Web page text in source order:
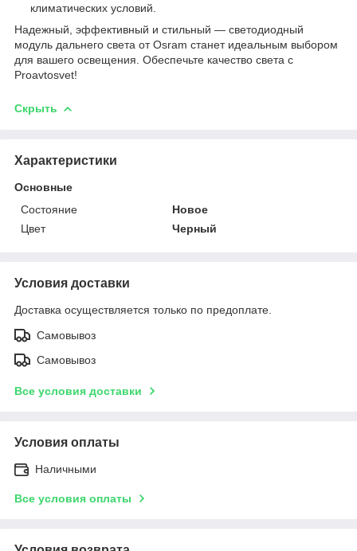
климатических условий.
Надежный, эффективный и стильный — светодиодный
модуль дальнего света от Osram станет идеальным выбором
для вашего освещения. Обеспечьте качество света с
Proavtosvet!
Скрыть
Характеристики
Основные
Состояние
Новое
Цвет
Черный
Условия доставки
Доставка осуществляется только по предоплате.
Самовывоз
Самовывоз
Все условия доставки
Условия оплаты
Наличными
Все условия оплаты